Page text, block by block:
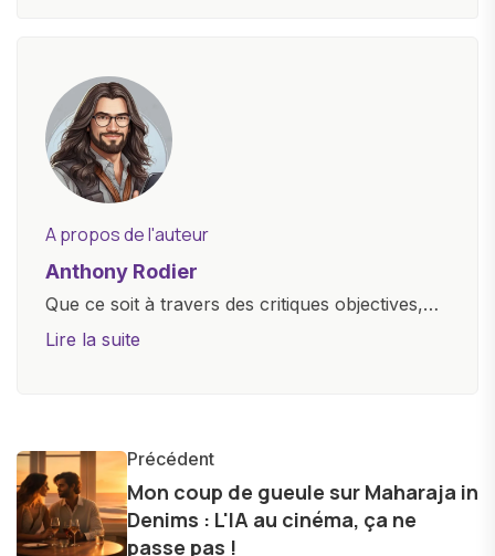
A propos de l'auteur
Anthony Rodier
Que ce soit à travers des critiques objectives,
des guides d'achat ou des analyses
lumière les aspects pratiques de ces
innovations. Mon travail consiste également à
partager des réflexions sur l'impact de la
technologie sur notre vie quotidienne et à
Lire la suite
Précédent
Mon coup de gueule sur Maharaja in
Denims : L'IA au cinéma, ça ne
passe pas !